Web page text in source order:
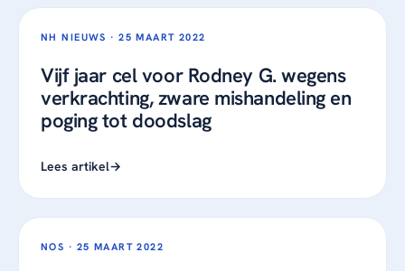
NH NIEUWS ·25 MAART 2022
Vijf jaar cel voor Rodney G. wegens
verkrachting, zware mishandeling en
poging tot doodslag
Lees artikel
NOS · 25 MAART 2022